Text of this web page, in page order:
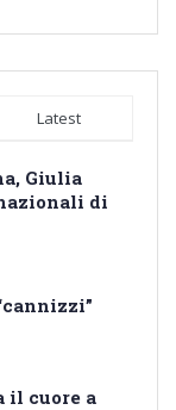
Latest
Giulia
di
il cuore a